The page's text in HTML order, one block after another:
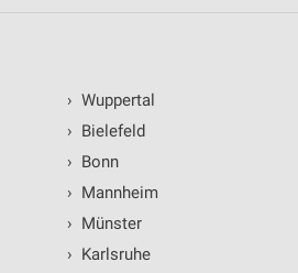
› Wuppertal
› Bielefeld
› Bonn
› Mannheim
› Münster
› Karlsruhe